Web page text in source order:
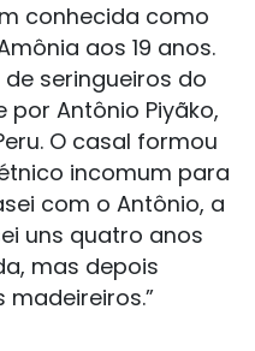
conhecida como
aos 19 anos.
seringueiros do
Antônio Piyãko,
O casal formou
incomum para
com o Antônio, a
uns quatro anos
mas depois